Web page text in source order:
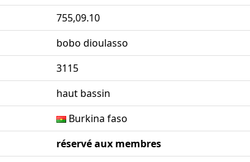
755,09.10
bobo dioulasso
3115
haut bassin
Burkina faso
réservé aux membres